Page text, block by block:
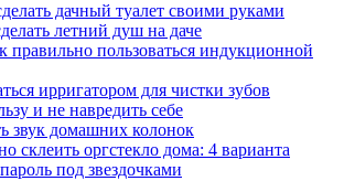
дачный туалет своими руками
летний душ на даче
правильно пользоваться индукционной
ирригатором для чистки зубов
и не навредить себе
звук домашних колонок
склеить оргстекло дома: 4 варианта
под звездочками